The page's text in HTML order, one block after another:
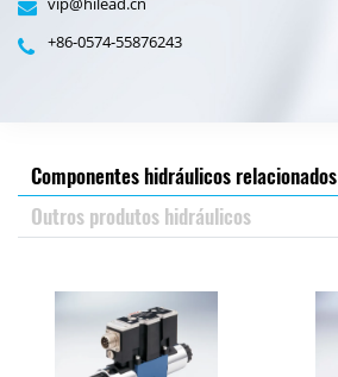
+86-0574-55876243
Componentes hidráulicos relacionados
Outros produtos hidráulicos